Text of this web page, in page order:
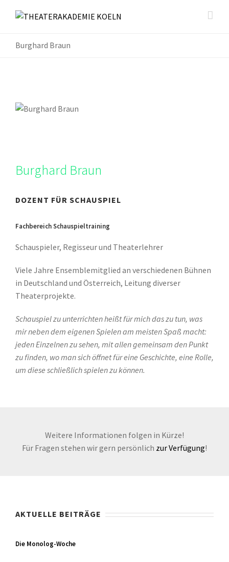
Burghard Braun
Burghard Braun
DOZENT FÜR SCHAUSPIEL
Fachbereich Schauspieltraining
Schauspieler, Regisseur und Theaterlehrer
Viele Jahre Ensemblemitglied an verschiedenen Bühnen
in Deutschland und Österreich, Leitung diverser
Theaterprojekte.
Schauspiel zu unterrichten heißt für mich das zu tun, was
mir neben dem eigenen Spielen am meisten Spaß macht:
jeden Einzelnen zu sehen, mit allen gemeinsam den Punkt
zu finden, wo man sich öffnet für eine Geschichte, eine Rolle,
um diese schließlich spielen zu können.
Weitere Informationen folgen in Kürze!
Für Fragen stehen wir gern persönlich zur Verfügung!
AKTUELLE BEITRÄGE
Die Monolog-Woche